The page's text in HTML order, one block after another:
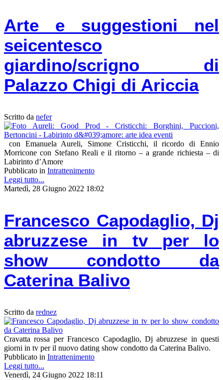
Arte e suggestioni nel
seicentesco
giardino/scrigno di
Palazzo Chigi di Ariccia
Scritto da nefer
con Emanuela Aureli, Simone Cristicchi, il ricordo di Ennio
Morricone con Stefano Reali e il ritorno – a grande richiesta – di
Labirinto d’Amore
Pubblicato in Intrattenimento
Leggi tutto...
Martedì, 28 Giugno 2022 18:02
Francesco Capodaglio, Dj
abruzzese in tv per lo
show condotto da
Caterina Balivo
Scritto da rednez
Cravatta rossa per Francesco Capodaglio, Dj abruzzese in questi
giorni in tv per il nuovo dating show condotto da Caterina Balivo.
Pubblicato in Intrattenimento
Leggi tutto...
Venerdì, 24 Giugno 2022 18:11